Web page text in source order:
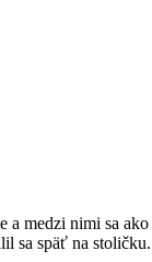
medzi nimi sa
sa späť na stoličku.